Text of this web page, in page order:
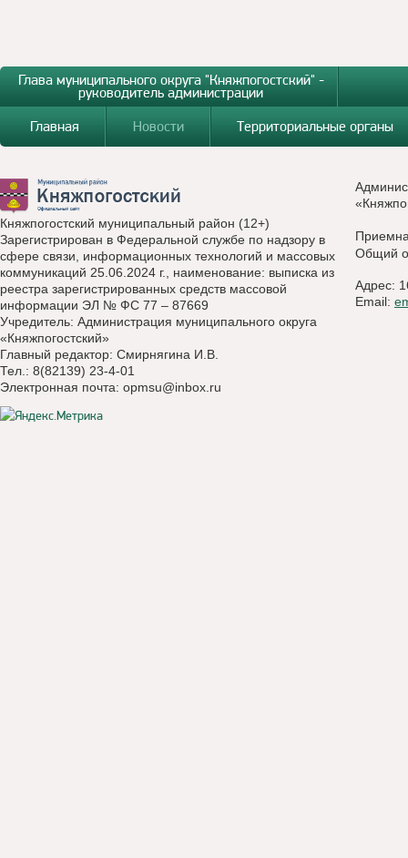
Глава муниципального округа "Княжпогостский" -
руководитель администрации
Главная
Новости Территориальные органы
Княжпогостский муниципальный район (12+)
Зарегистрирован в Федеральной службе по надзору в
сфере связи, информационных технологий и массовых
коммуникаций 25.06.2024 г., наименование: выписка из
реестра зарегистрированных средств массовой
информации ЭЛ № ФС 77 – 87669
Учредитель: Администрация муниципального округа
«Княжпогостский»
Главный редактор: Смирнягина И.В.
Тел.: 8(82139) 23-4-01
Электронная почта: opmsu@inbox.ru
Общий
Адрес:
Email: